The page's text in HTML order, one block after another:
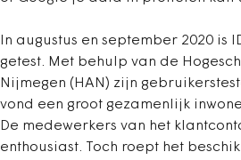
In augustus en september 2020 is
getest. Met behulp van de
Nijmegen (HAN) zijn
vond een groot gezamenlijk
De medewerkers van het
enthousiast. Toch roept het